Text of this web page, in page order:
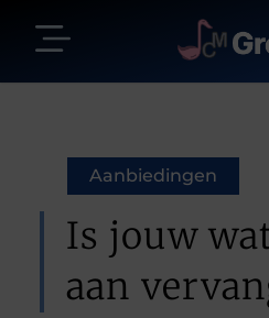
Aanbiedingen
Is jouw
aan